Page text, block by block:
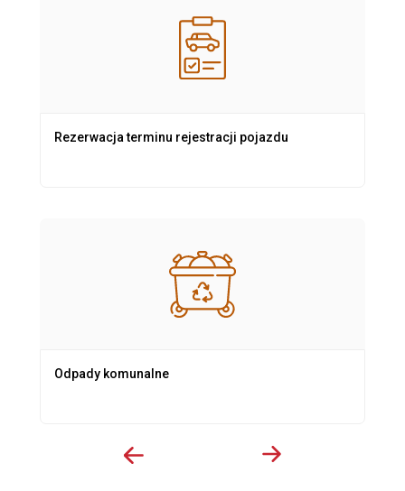
Rezerwacja terminu rejestracji pojazdu
Odpady komunalne